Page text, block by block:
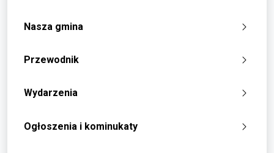
Nasza gmina
Przewodnik
Wydarzenia
Ogłoszenia i kominukaty